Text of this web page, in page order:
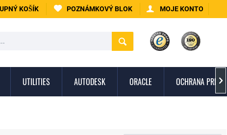
KOŠÍK POZNÁMKOVÝ BLOK MOJE KONTO
UTILITIES AUTODESK ORACLE OCHRANA PRED
